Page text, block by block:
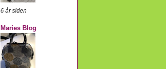
6 år siden
Maries Blog